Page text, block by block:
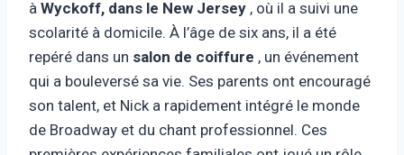
à Wyckoff, dans le New Jersey , où il a suivi une
scolarité à domicile. À l’âge de six ans, il a été
repéré dans un salon de coiffure , un événement
qui a bouleversé sa vie. Ses parents ont encouragé
son talent, et Nick a rapidement intégré le monde
de Broadway et du chant professionnel. Ces